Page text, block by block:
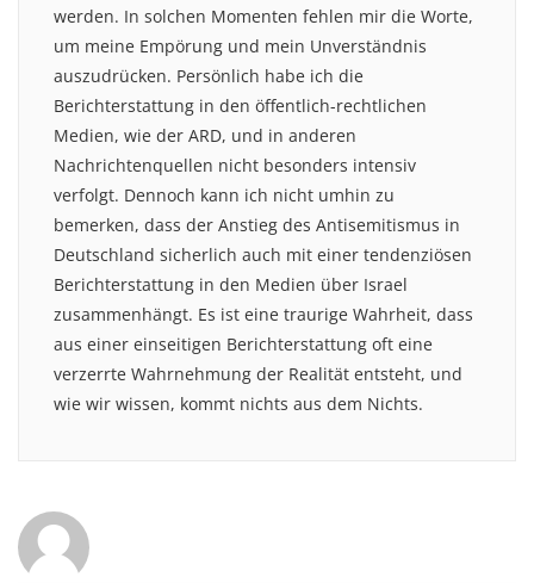
werden. In solchen Momenten fehlen mir die Worte,
um meine Empörung und mein Unverständnis
auszudrücken. Persönlich habe ich die
Berichterstattung in den öffentlich-rechtlichen
Medien, wie der ARD, und in anderen
Nachrichtenquellen nicht besonders intensiv
verfolgt. Dennoch kann ich nicht umhin zu
bemerken, dass der Anstieg des Antisemitismus in
Deutschland sicherlich auch mit einer tendenziösen
Berichterstattung in den Medien über Israel
zusammenhängt. Es ist eine traurige Wahrheit, dass
aus einer einseitigen Berichterstattung oft eine
verzerrte Wahrnehmung der Realität entsteht, und
wie wir wissen, kommt nichts aus dem Nichts.